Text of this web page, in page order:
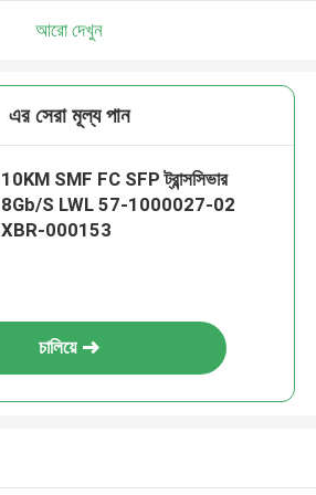
আরো দেখুন
এর সেরা মূল্য পান
10KM SMF FC SFP ট্রান্সসিভার
8Gb/S LWL 57-1000027-02
XBR-000153
চালিয়ে